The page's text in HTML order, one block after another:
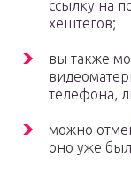
ссылку на
хештегов;
вы также
телефона,
можно
оно уже